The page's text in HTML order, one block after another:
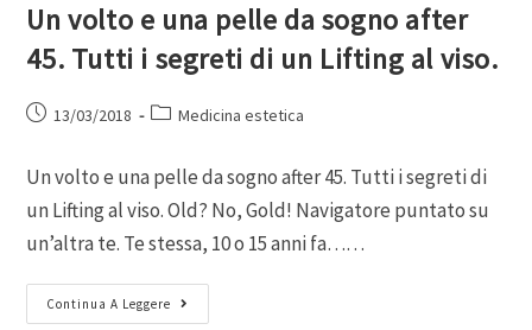
Un volto e una pelle da sogno after
45. Tutti i segreti di un Lifting al viso.
13/03/2018 Medicina estetica
Un volto e una pelle da sogno after 45. Tutti i segreti di
un Lifting al viso. Old? No, Gold! Navigatore puntato su
un’altra te. Te stessa, 10 o 15 anni fa……
Continua A Leggere